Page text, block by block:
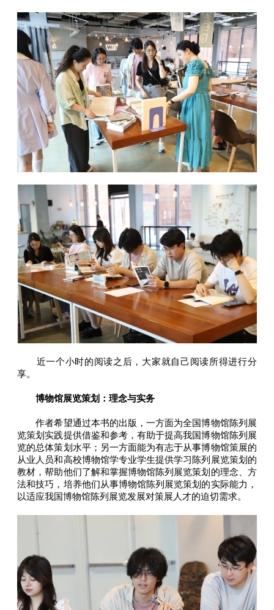
近一个小时的阅读之后，大家就自己阅读所得进行分
享。
博物馆展览策划：理念与实务
作者希望通过本书的出版，一方面为全国博物馆陈列展
览策划实践提供借鉴和参考，有助于提高我国博物馆陈列展
览的总体策划水平；另一方面能为有志于从事博物馆策展的
从业人员和高校博物馆学专业学生提供学习陈列展览策划的
教材，帮助他们了解和掌握博物馆陈列展览策划的理念、方
法和技巧，培养他们从事博物馆陈列展览策划的实际能力，
以适应我国博物馆陈列展览发展对策展人才的迫切需求。